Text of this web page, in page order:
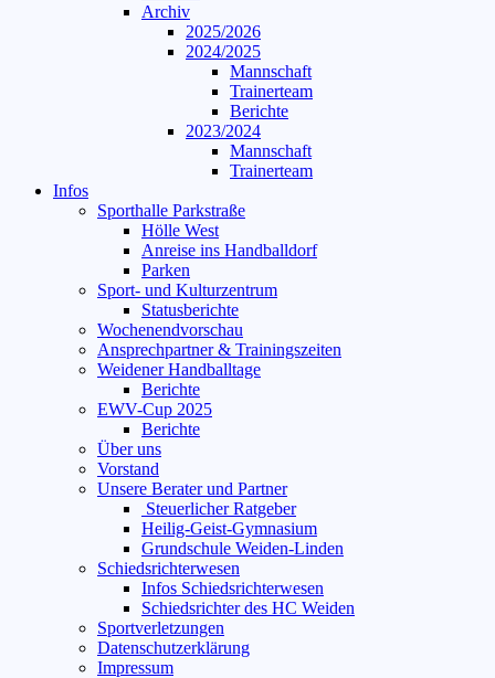
Archiv
2025/2026
2024/2025
Mannschaft
Trainerteam
Berichte
2023/2024
Mannschaft
Trainerteam
Infos
Sporthalle Parkstraße
Hölle West
Anreise ins Handballdorf
Parken
Sport- und Kulturzentrum
Statusberichte
Wochenendvorschau
Ansprechpartner & Trainingszeiten
Weidener Handballtage
Berichte
EWV-Cup 2025
Berichte
Über uns
Vorstand
Unsere Berater und Partner
Steuerlicher Ratgeber
Heilig-Geist-Gymnasium
Grundschule Weiden-Linden
Schiedsrichterwesen
Infos Schiedsrichterwesen
Schiedsrichter des HC Weiden
Sportverletzungen
Datenschutzerklärung
Impressum